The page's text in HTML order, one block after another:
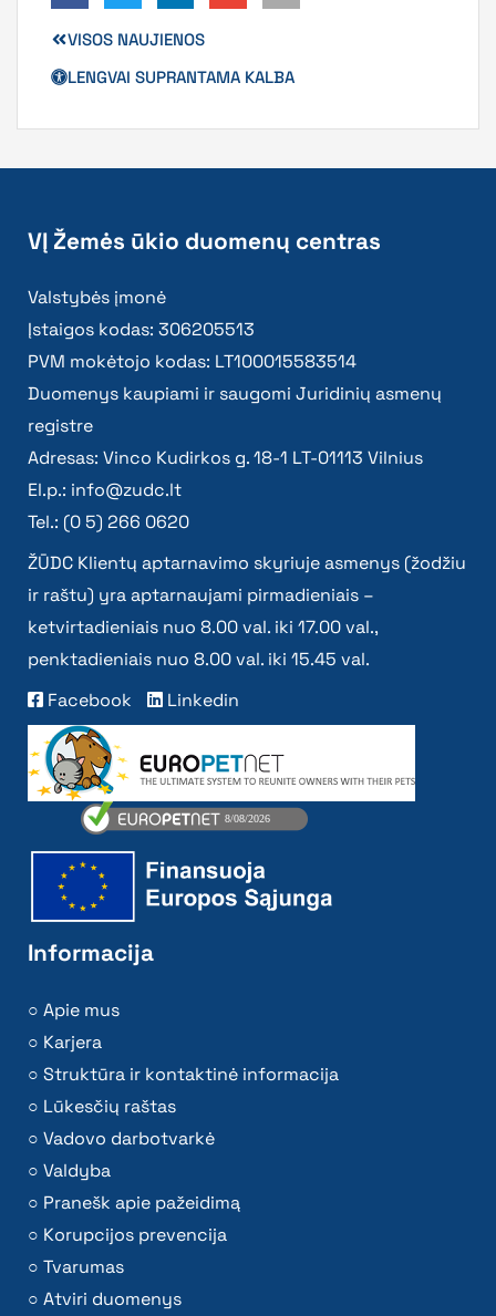
VISOS NAUJIENOS
LENGVAI SUPRANTAMA KALBA
VĮ Žemės ūkio duomenų centras
Valstybės įmonė
Įstaigos kodas: 306205513
PVM mokėtojo kodas: LT100015583514
Duomenys kaupiami ir saugomi Juridinių asmenų
registre
Adresas: Vinco Kudirkos g. 18-1 LT-01113 Vilnius
El.p.: info@zudc.lt
Tel.: (0 5) 266 0620
ŽŪDC Klientų aptarnavimo skyriuje asmenys (žodžiu
ir raštu) yra aptarnaujami pirmadieniais –
ketvirtadieniais nuo 8.00 val. iki 17.00 val.,
penktadieniais nuo 8.00 val. iki 15.45 val.
Facebook
Linkedin
Informacija
Apie mus
Karjera
Struktūra ir kontaktinė informacija
Lūkesčių raštas
Vadovo darbotvarkė
Valdyba
Pranešk apie pažeidimą
Korupcijos prevencija
Tvarumas
Atviri duomenys